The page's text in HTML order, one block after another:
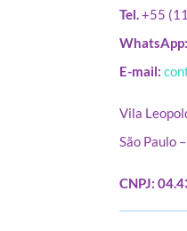
Tel.+55
WhatsApp:
E-mail:
Vila
São Paulo
CNPJ: